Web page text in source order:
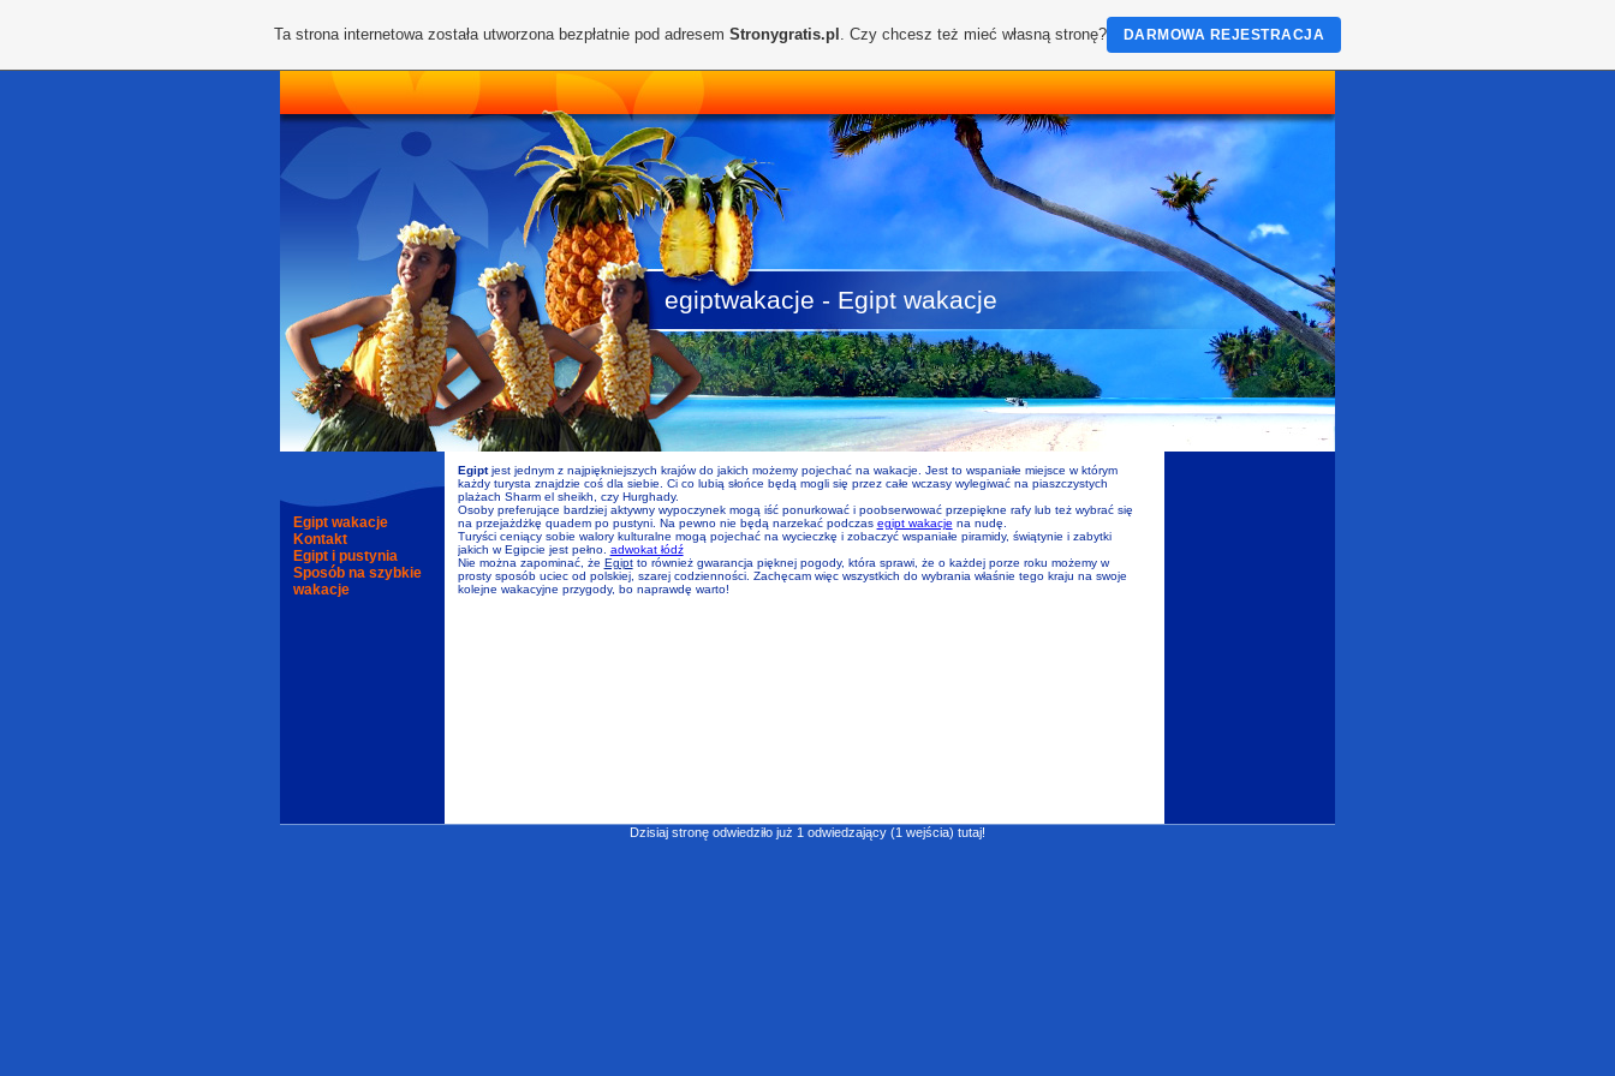
egiptwakacje - Egipt wakacje
Egipt wakacje
Kontakt
Egipt i pustynia
Sposób na szybkie
wakacje
Egiptjest jednym z najpiękniejszych krajów do jakich możemy pojechać na wakacje. Jest to wspaniałe miejsce w którym
każdy turysta znajdzie coś dla siebie. Ci co lubią słońce będą mogli się przez całe wczasy wylegiwać na piaszczystych
plażach Sharm el sheikh, czy Hurghady.
Osoby preferujące bardziej aktywny wypoczynek mogą iść ponurkować i poobserwować przepiękne rafy lub też wybrać się
na przejażdżkę quadem po pustyni. Na pewno nie będą narzekać podczas egipt wakacje na nudę.
Turyści ceniący sobie walory kulturalne mogą pojechać na wycieczkę i zobaczyć wspaniałe piramidy, świątynie i zabytki
jakich w Egipcie jest pełno. adwokat łódź
Nie można zapominać, że Egipt to również gwarancja pięknej pogody, która sprawi, że o każdej porze roku możemy w
prosty sposób uciec od polskiej, szarej codzienności. Zachęcam więc wszystkich do wybrania właśnie tego kraju na swoje
kolejne wakacyjne przygody, bo naprawdę warto!
Dzisiaj stronę odwiedziło już 1 odwiedzający (1 wejścia) tutaj!
Ta strona internetowa została utworzona bezpłatnie pod adresem Stronygratis.pl . Czy chcesz też mieć własną stronę? DARMOWA REJESTRACJA